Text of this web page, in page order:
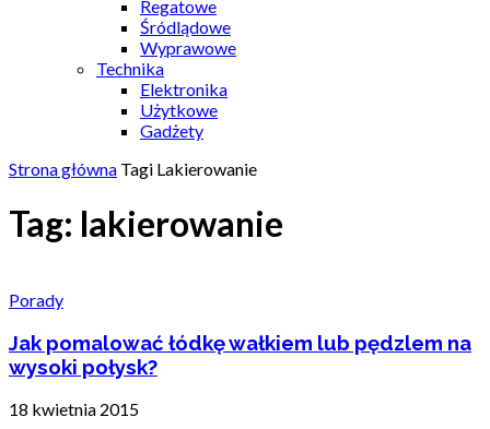
Regatowe
Śródlądowe
Wyprawowe
Technika
Elektronika
Użytkowe
Gadżety
Strona główna Tagi Lakierowanie
Tag: lakierowanie
Porady
Jak pomalować łódkę wałkiem lub pędzlem na
wysoki połysk?
18 kwietnia 2015